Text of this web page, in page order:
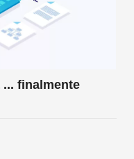
finalmente